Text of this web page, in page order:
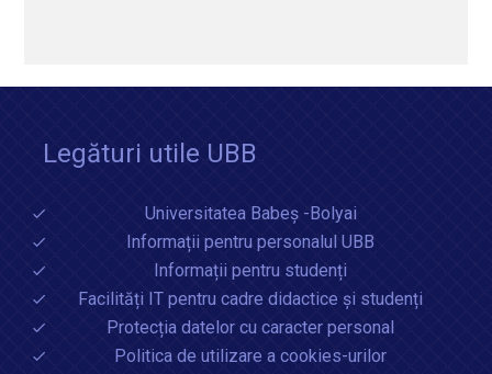
Legături utile UBB
Universitatea Babeș -Bolyai
Informații pentru personalul UBB
Informații pentru studenți
Facilități IT pentru cadre didactice și studenți
Protecția datelor cu caracter personal
Politica de utilizare a cookies-urilor